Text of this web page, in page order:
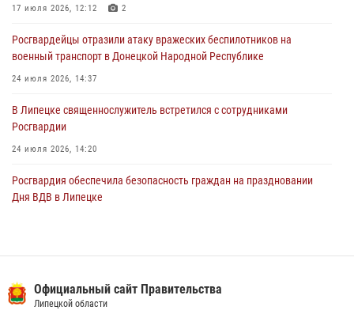
03 августа 2026, 13:39
17 июля 2026, 12:12 2
Росгвардейцы отразили атаку вражеских беспилотников на
военный транспорт в Донецкой Народной Республике
24 июля 2026, 14:37
В Липецке священнослужитель встретился с сотрудниками
Росгвардии
24 июля 2026, 14:20
Росгвардия обеспечила безопасность граждан на праздновании
Дня ВДВ в Липецке
28 июля 2026, 14:38 4
Официальный сайт Правительства
Липецкой области